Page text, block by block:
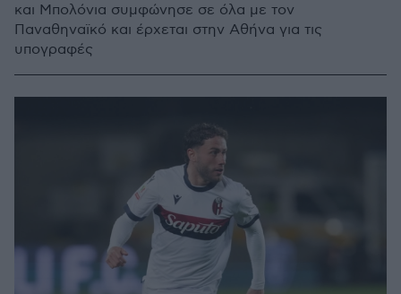
και Μπολόνια συμφώνησε σε όλα με τον
Παναθηναϊκό και έρχεται στην Αθήνα για τις
υπογραφές